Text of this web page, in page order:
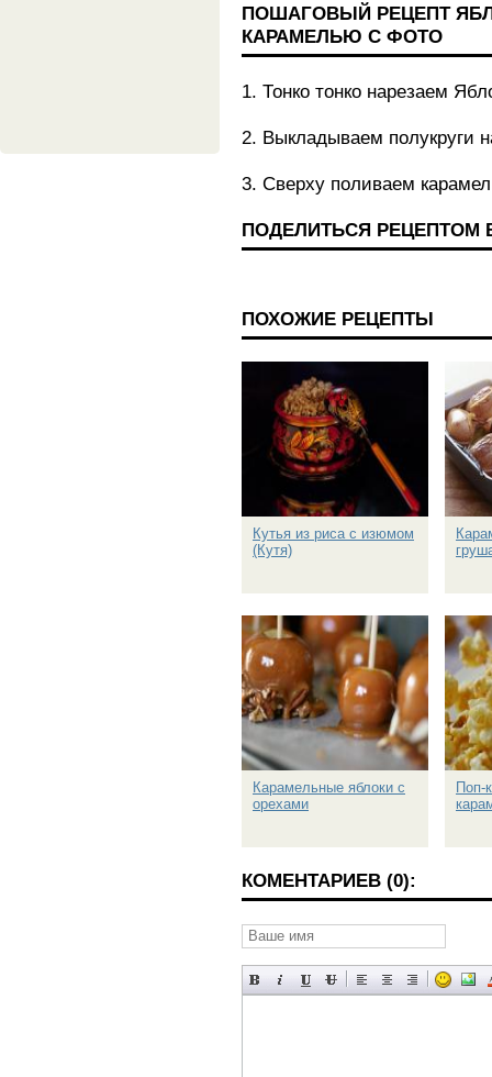
ПОШАГОВЫЙ РЕЦЕПТ
КАРАМЕЛЬЮ С ФОТО
1. Тонко тонко нарезаем
2. Выкладываем полукруги
3. Сверху поливаем
ПОДЕЛИТЬСЯ
ПОХОЖИЕ РЕЦЕПТЫ
Кутья из риса с изюмом
(Кутя)
Карамельные яблоки с
орехами
Поп-
КОМЕНТАРИЕВ (0):